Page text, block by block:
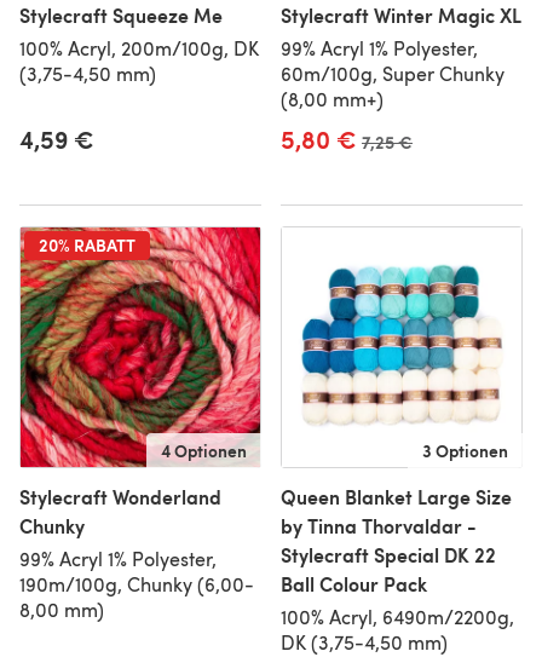
Stylecraft Squeeze Me
100% Acryl, 200m/100g, DK
(3,75-4,50 mm)
4,59 €
Stylecraft Winter Magic XL
99% Acryl 1% Polyester,
60m/100g, Super Chunky
(8,00 mm+)
5,80 € Alter Preis
7,25 €
20% RABATT
4 Optionen
Stylecraft Wonderland
Chunky
99% Acryl 1% Polyester,
190m/100g, Chunky (6,00-
8,00 mm)
3 Optionen
Queen Blanket Large Size
by Tinna Thorvaldar -
Stylecraft Special DK 22
Ball Colour Pack
100% Acryl, 6490m/2200g,
DK (3,75-4,50 mm)